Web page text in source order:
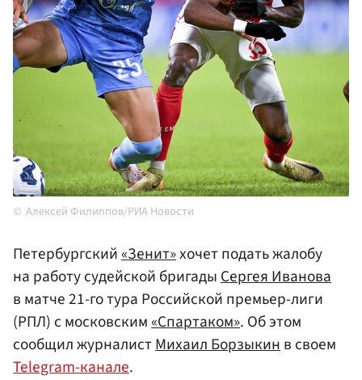
Алексей Филиппов/РИА Новости
Петербургский«Зенит»хочет подать жалобу
на работу судейской бригадыСергея Иванова
в матче 21-го тура Российской премьер-лиги
(РПЛ) с московским«Спартаком». Об этом
сообщил журналистМихаил Борзыкинв своем
Telegram-канале.